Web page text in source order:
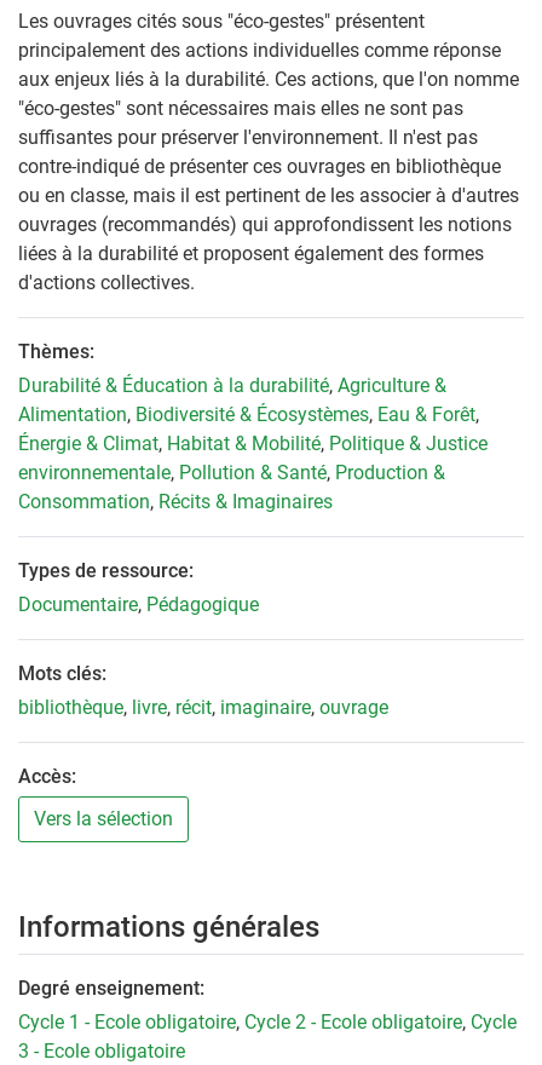
Les ouvrages cités sous "éco-gestes" présentent
principalement des actions individuelles comme réponse
aux enjeux liés à la durabilité. Ces actions, que l'on nomme
"éco-gestes" sont nécessaires mais elles ne sont pas
suffisantes pour préserver l'environnement. Il n'est pas
contre-indiqué de présenter ces ouvrages en bibliothèque
ou en classe, mais il est pertinent de les associer à d'autres
ouvrages (recommandés) qui approfondissent les notions
liées à la durabilité et proposent également des formes
d'actions collectives.
Thèmes:
Durabilité & Éducation à la durabilité, Agriculture &
Alimentation, Biodiversité & Écosystèmes, Eau & Forêt,
Énergie & Climat, Habitat & Mobilité, Politique & Justice
environnementale, Pollution & Santé, Production &
Consommation, Récits & Imaginaires
Types de ressource:
Documentaire, Pédagogique
Mots clés:
bibliothèque, livre, récit, imaginaire, ouvrage
Accès:
Vers la sélection
Informations générales
Degré enseignement:
Cycle 1 - Ecole obligatoire, Cycle 2 - Ecole obligatoire, Cycle
3 - Ecole obligatoire